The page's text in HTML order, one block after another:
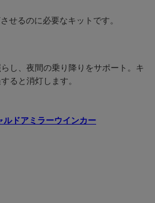
せるのに必要なキットです。
し、夜間の乗り降りをサポート。キ
ると消灯します。
ルドアミラーウインカー